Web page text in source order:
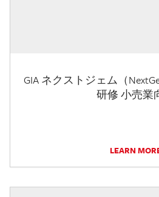
GIA ネクストジェム（
研修 小売業
LEARN